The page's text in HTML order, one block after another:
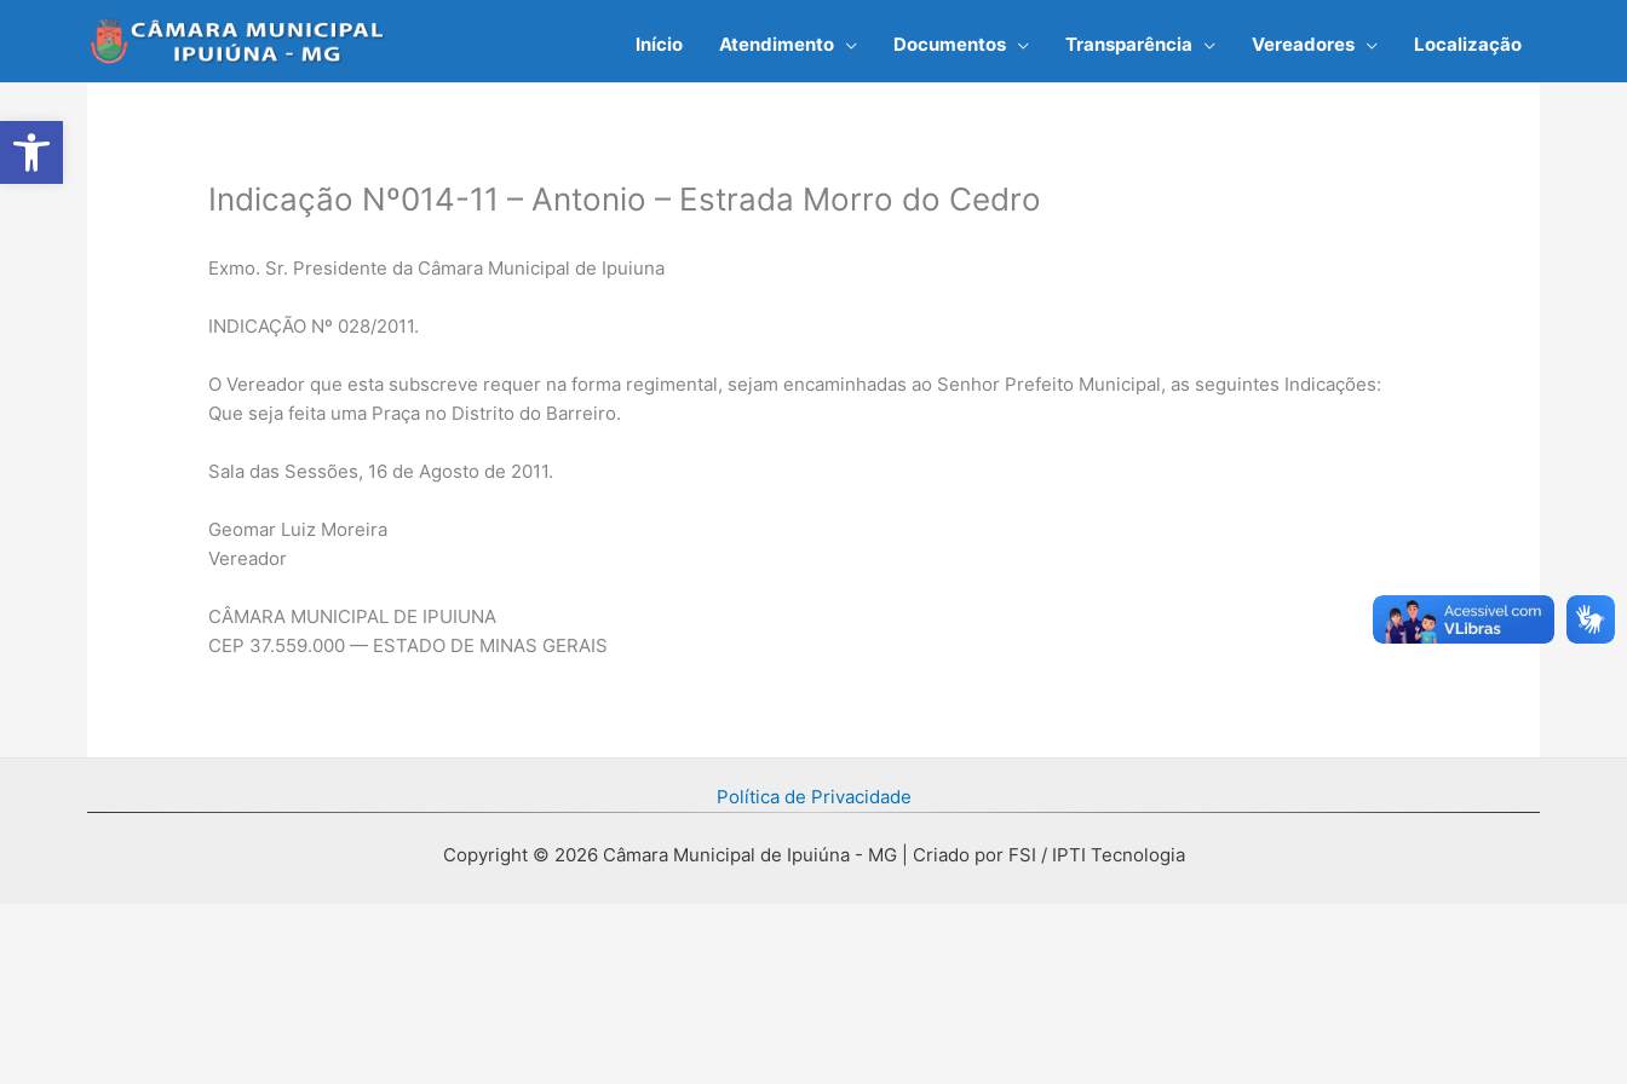
Abrir a barra de ferramentas
Início Atendimento Documentos Transparência Vereadores Localização
Indicação Nº014-11 – Antonio – Estrada Morro do Cedro
Exmo. Sr. Presidente da Câmara Municipal de Ipuiuna
INDICAÇÃO Nº 028/2011.
O Vereador que esta subscreve requer na forma regimental, sejam encaminhadas ao Senhor Prefeito Municipal, as seguintes Indicações:
Que seja feita uma Praça no Distrito do Barreiro.
Sala das Sessões, 16 de Agosto de 2011.
Geomar Luiz Moreira
Vereador
CÂMARA MUNICIPAL DE IPUIUNA
CEP 37.559.000 — ESTADO DE MINAS GERAIS
Política de Privacidade
Copyright © 2026 Câmara Municipal de Ipuiúna - MG | Criado por FSI / IPTI Tecnologia